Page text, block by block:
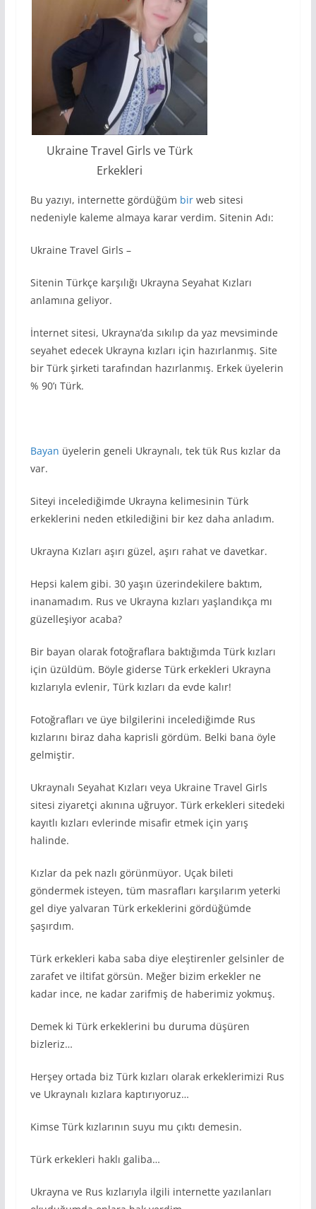
Ukraine Travel Girls ve Türk
Erkekleri
Bu yazıyı, internette gördüğüm birweb sitesi
nedeniyle kaleme almaya karar verdim. Sitenin Adı:
Ukraine Travel Girls –
Sitenin Türkçe karşılığı Ukrayna Seyahat Kızları
anlamına geliyor.
İnternet sitesi, Ukrayna’da sıkılıp da yaz mevsiminde
seyahet edecek Ukrayna kızları için hazırlanmış. Site
bir Türk şirketi tarafından hazırlanmış. Erkek üyelerin
% 90’ı Türk.
Bayan üyelerin geneli Ukraynalı, tek tük Rus kızlar da
var.
Siteyi incelediğimde Ukrayna kelimesinin Türk
erkeklerini neden etkilediğini bir kez daha anladım.
Ukrayna Kızları aşırı güzel, aşırı rahat ve davetkar.
Hepsi kalem gibi. 30 yaşın üzerindekilere baktım,
inanamadım. Rus ve Ukrayna kızları yaşlandıkça mı
güzelleşiyor acaba?
Bir bayan olarak fotoğraflara baktığımda Türk kızları
için üzüldüm. Böyle giderse Türk erkekleri Ukrayna
kızlarıyla evlenir, Türk kızları da evde kalır!
Fotoğrafları ve üye bilgilerini incelediğimde Rus
kızlarını biraz daha kaprisli gördüm. Belki bana öyle
gelmiştir.
Ukraynalı Seyahat Kızları veya Ukraine Travel Girls
sitesi ziyaretçi akınına uğruyor. Türk erkekleri sitedeki
kayıtlı kızları evlerinde misafir etmek için yarış
halinde.
Kızlar da pek nazlı görünmüyor. Uçak bileti
göndermek isteyen, tüm masrafları karşılarım yeterki
gel diye yalvaran Türk erkeklerini gördüğümde
şaşırdım.
Türk erkekleri kaba saba diye eleştirenler gelsinler de
zarafet ve iltifat görsün. Meğer bizim erkekler ne
kadar ince, ne kadar zarifmiş de haberimiz yokmuş.
Demek ki Türk erkeklerini bu duruma düşüren
bizleriz…
Herşey ortada biz Türk kızları olarak erkeklerimizi Rus
ve Ukraynalı kızlara kaptırıyoruz…
Kimse Türk kızlarının suyu mu çıktı demesin.
Türk erkekleri haklı galiba…
Ukrayna ve Rus kızlarıyla ilgili internette yazılanları